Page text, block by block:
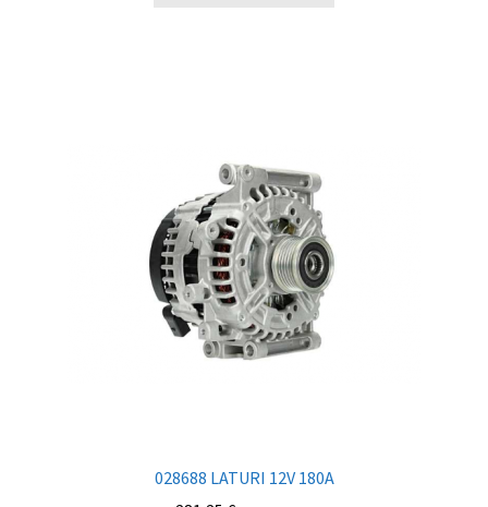
028688 LATURI 12V 180A